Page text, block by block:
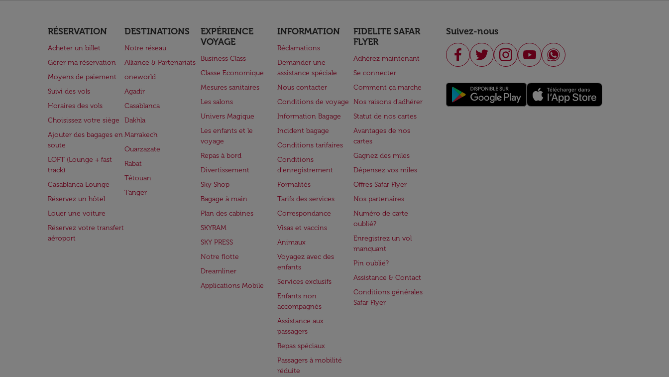
RÉSERVATION
Acheter un billet
Gérer ma réservation
Moyens de paiement
Suivi des vols
Horaires des vols
Choisissez votre siège
Ajouter des bagages en
soute
LOFT (Lounge + fast
track)
Casablanca Lounge
Réservez un hôtel
Louer une voiture
Réservez votre transfert
aéroport
DESTINATIONS
Notre réseau
Alliance & Partenariats
oneworld
Agadir
Casablanca
Dakhla
Marrakech
Ouarzazate
Rabat
Tétouan
Tanger
EXPÉRIENCE
VOYAGE
Business Class
Classe Economique
Mesures sanitaires
Les salons
Univers Magique
Les enfants et le
voyage
Repas à bord
Divertissement
Sky Shop
Bagage à main
Plan des cabines
SKYRAM
SKY PRESS
Notre flotte
Dreamliner
Applications Mobile
INFORMATION
Réclamations
Demander une
assistance spéciale
Nous contacter
Conditions de voyage
Information Bagage
Incident bagage
Conditions tarifaires
Conditions
d'enregistrement
Formalités
Tarifs des services
Correspondance
Visas et vaccins
Animaux
Voyagez avec des
enfants
Services exclusifs
Enfants non
accompagnés
Assistance aux
passagers
Repas spéciaux
Passagers à mobilité
réduite
FIDELITE SAFAR
FLYER
Adhérez maintenant
Se connecter
Comment ça marche
Nos raisons d'adhérer
Statut de nos cartes
Avantages de nos
cartes
Gagnez des miles
Dépensez vos miles
Offres Safar Flyer
Nos partenaires
Numéro de carte
oublié?
Enregistrez un vol
manquant
Pin oublié?
Assistance & Contact
Conditions générales
Safar Flyer
Suivez-nous